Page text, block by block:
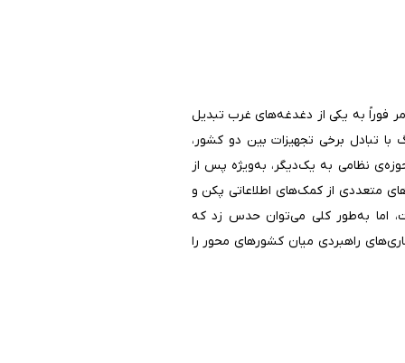
این امر فوراً به یکی از دغدغه‌های غرب تبدیل
تبادل برخی تجهیزات بین دو کشور،
نظامی به یک‌دیگر، به‌ویژه پس از
متعددی از کمک‌های اطلاعاتی پکن و
اما به‌طور کلی می‌توان حدس زد که
راهبردی میان کشورهای محور را